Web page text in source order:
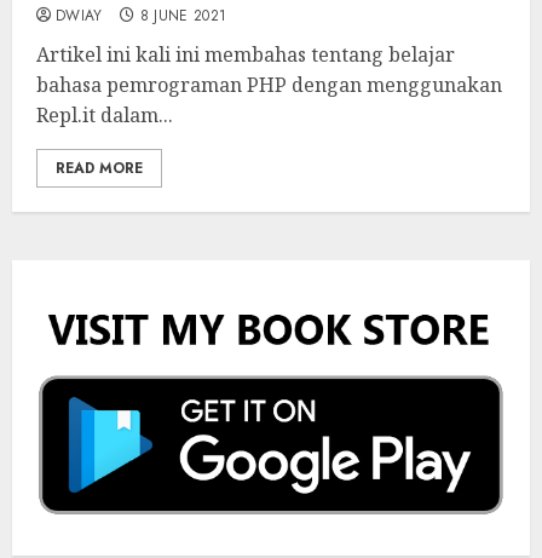
DWIAY 8 JUNE 2021
Artikel ini kali ini membahas tentang belajar
bahasa pemrograman PHP dengan menggunakan
Repl.it dalam...
READ MORE